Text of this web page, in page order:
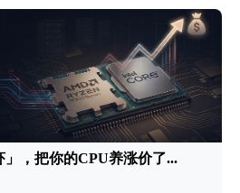
，把你的CPU养涨价了...